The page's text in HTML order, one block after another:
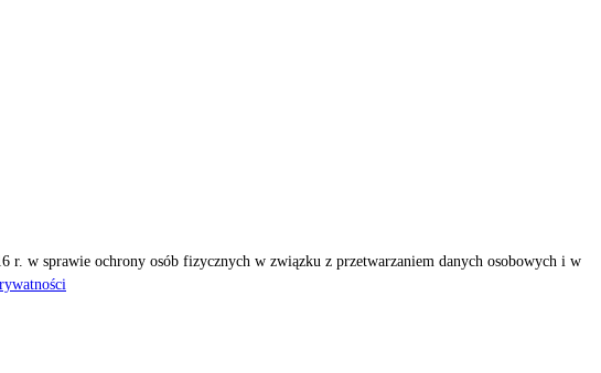
r. w sprawie ochrony osób fizycznych w związku z przetwarzaniem danych osobowych i w